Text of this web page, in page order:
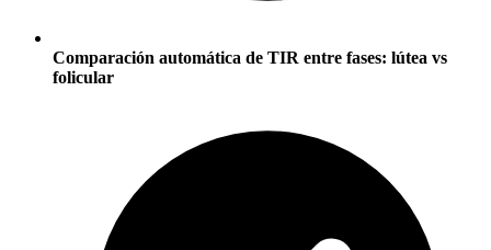
Comparación automática de TIR entre fases: lútea vs
folicular